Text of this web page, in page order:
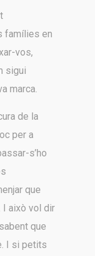
famílies en
vos,
sigui
marca.
de la
per a
s’ho
que
I això vol dir
que
I si petits